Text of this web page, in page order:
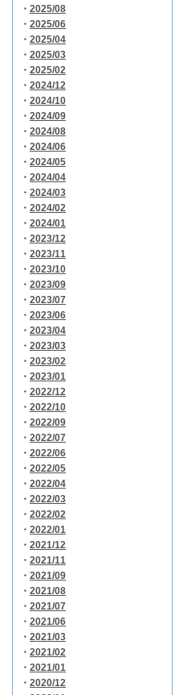
・ 2025/08
・ 2025/06
・ 2025/04
・ 2025/03
・ 2025/02
・ 2024/12
・ 2024/10
・ 2024/09
・ 2024/08
・ 2024/06
・ 2024/05
・ 2024/04
・ 2024/03
・ 2024/02
・ 2024/01
・ 2023/12
・ 2023/11
・ 2023/10
・ 2023/09
・ 2023/07
・ 2023/06
・ 2023/04
・ 2023/03
・ 2023/02
・ 2023/01
・ 2022/12
・ 2022/10
・ 2022/09
・ 2022/07
・ 2022/06
・ 2022/05
・ 2022/04
・ 2022/03
・ 2022/02
・ 2022/01
・ 2021/12
・ 2021/11
・ 2021/09
・ 2021/08
・ 2021/07
・ 2021/06
・ 2021/03
・ 2021/02
・ 2021/01
・ 2020/12